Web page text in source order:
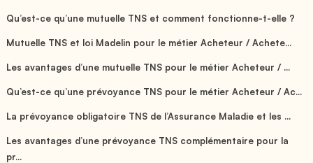
Qu’est-ce qu’une mutuelle TNS et comment fonctionne-t-elle ?
Mutuelle TNS et loi Madelin pour le métier Acheteur / Achete...
Les avantages d’une mutuelle TNS pour le métier Acheteur / ...
Qu’est-ce qu’une prévoyance TNS pour le métier Acheteur / Ac...
La prévoyance obligatoire TNS de l’Assurance Maladie et les ...
Les avantages d’une prévoyance TNS complémentaire pour la
pr...